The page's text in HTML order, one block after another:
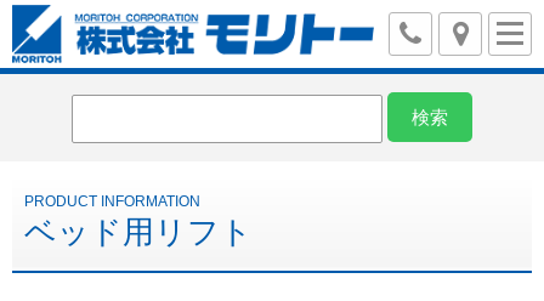
ベッド用リフト